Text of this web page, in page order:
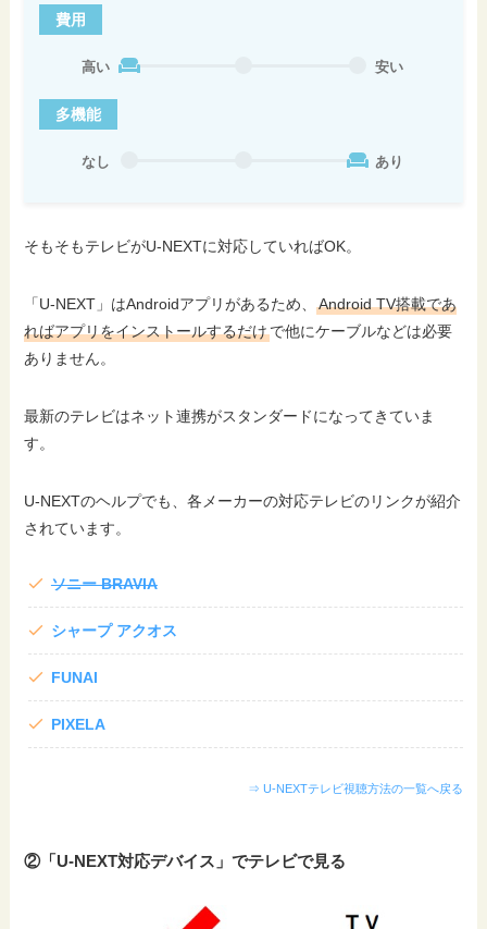
費用
高い 安い
多機能
なし あり
そもそもテレビがU-NEXTに対応していればOK。
「U-NEXT」はAndroidアプリがあるため、Android TV搭載であ
ればアプリをインストールするだけで他にケーブルなどは必要
ありません。
最新のテレビはネット連携がスタンダードになってきていま
す。
U-NEXTのヘルプでも、各メーカーの対応テレビのリンクが紹介
されています。
ソニー BRAVIA
シャープ アクオス
FUNAI
PIXELA
⇒ U-NEXTテレビ視聴方法の一覧へ戻る
②「U-NEXT対応デバイス」でテレビで見る